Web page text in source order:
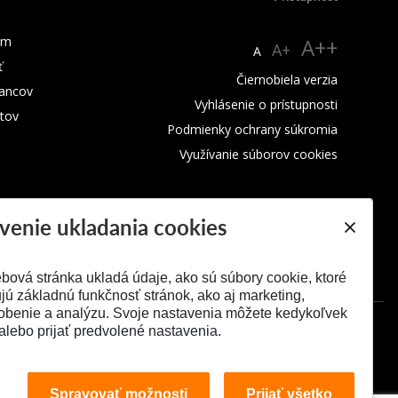
A A+ A++
Čiernobiela verzia
Vyhlásenie o prístupnosti
Podmienky ochrany súkromia
Využívanie súborov cookies
ukladania cookies
stránka ukladá údaje, ako sú súbory cookie, ktoré
základnú funkčnosť stránok, ako aj marketing,
a analýzu. Svoje nastavenia môžete kedykoľvek
prijať predvolené nastavenia.
Spravovať možnosti Prijať všetko